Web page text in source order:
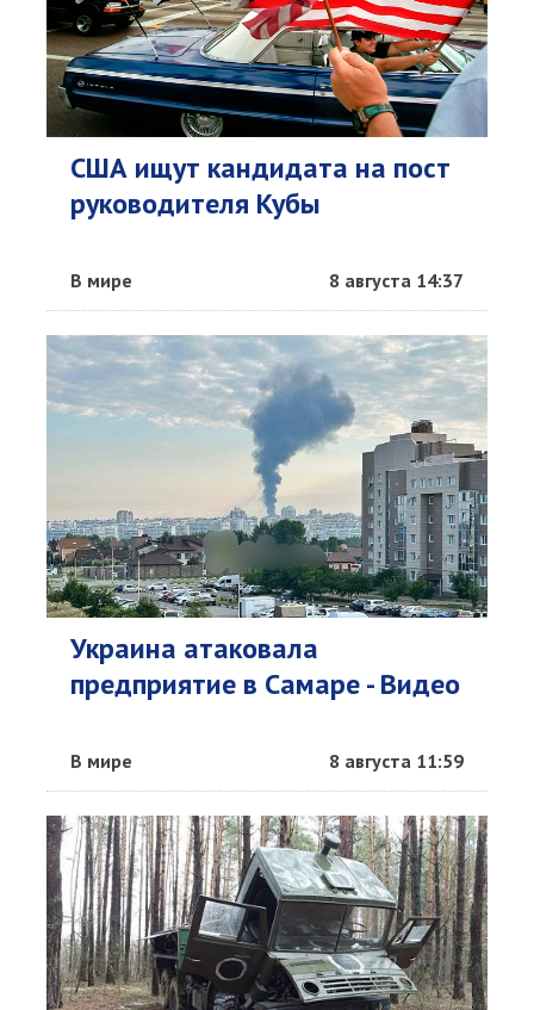
США ищут кандидата на пост
руководителя Кубы
В мире 8 августа 14:37
Украина атаковала
предприятие в Самаре - Видео
В мире 8 августа 11:59